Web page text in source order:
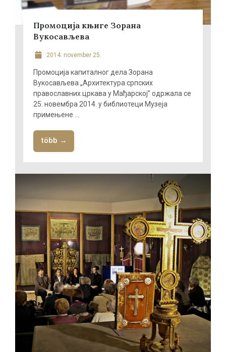
Промоција књиге Зорана
Вукосављева
2014. november 25.
Промоција капиталног дела Зорана
Вукосављева „Архитектура српских
православних цркава у Мађарској” одржала се
25. новембра 2014. у библиотеци Музеја
примењене ...
több →